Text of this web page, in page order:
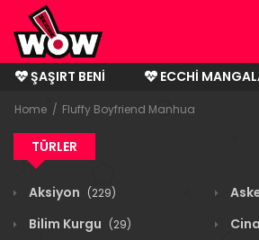
ŞAŞIRT BENI
ECCHI
BITMIŞ MANGALAR
Home Fluffy Boyfriend Manhua
TÜRLER
Aksiyon (229)
Bilim Kurgu (29)